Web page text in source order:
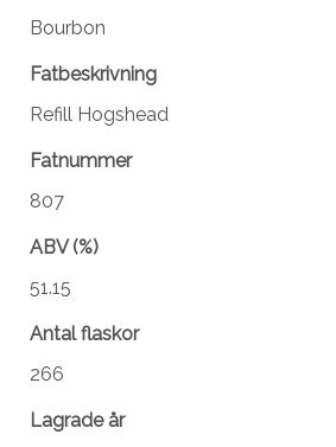
Bourbon
Fatbeskrivning
Refill Hogshead
Fatnummer
807
ABV (%)
51.15
Antal flaskor
266
Lagrade år